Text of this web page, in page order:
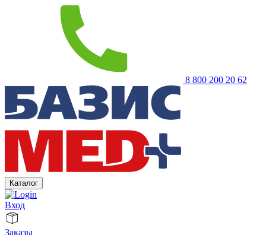
8 800 200 20 62
Каталог
Вход
Заказы